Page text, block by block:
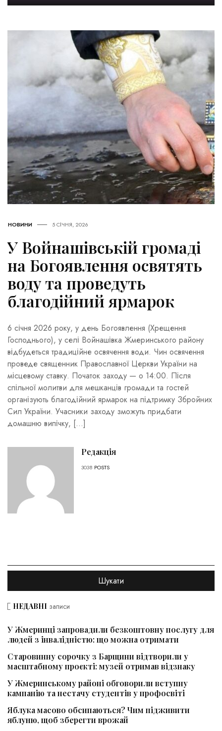
НОВИНИ 5 СІЧНЯ, 2026
У Войнашівській громаді
на Богоявлення освятять
воду та проведуть
благодійний ярмарок
6 січня 2026 року, у день Богоявлення (Хрещення
Господнього), у селі Войнашівка Жмеринського району
відбудеться традиційне освячення води. Чин освячення
проведе священник Православної Церкви України на
місцевому ставку. Початок заходу — о 14:00. Після
спільної молитви для мешканців громади та гостей
організують благодійний ярмарок на підтримку Збройних
Сил України. Учасники заходу зможуть придбати
домашню випічку, […]
Редакція
3038 POSTS
НЕДАВНІ записи
У Жмеринці запровадили безкоштовну послугу для
людей з інвалідністю: що можна отримати
Старовинну сорочку з Барщини відтворили у
масштабному проєкті: музей отримав відзнаку
У Жмеринському районі обговорили вступну
кампанію та нестачу студентів у профосвіті
Яблука масово обсипаються? Чим підживити
яблуню, щоб зберегти врожай